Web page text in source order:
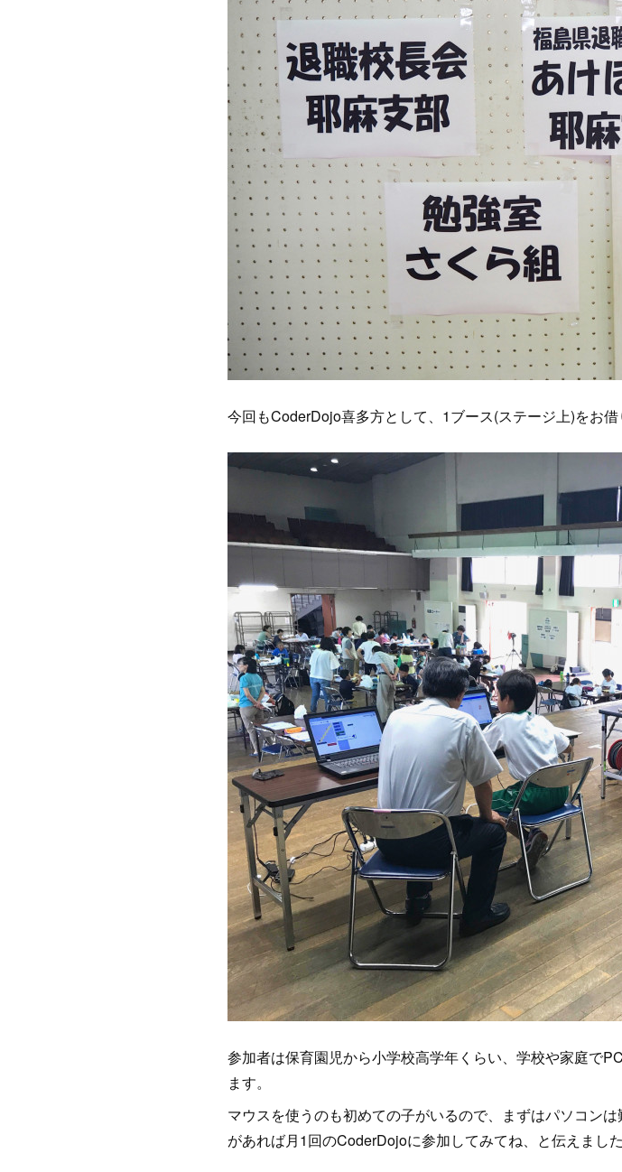
今回もCoderDojo喜多方として、1ブース(ステージ上)をお
参加者は保育園児から小学校高学年くらい、学校や家庭で
ます。
マウスを使うのも初めての子がいるので、まずはパソコン
があれば月1回のCoderDojoに参加してみてね、と伝えました